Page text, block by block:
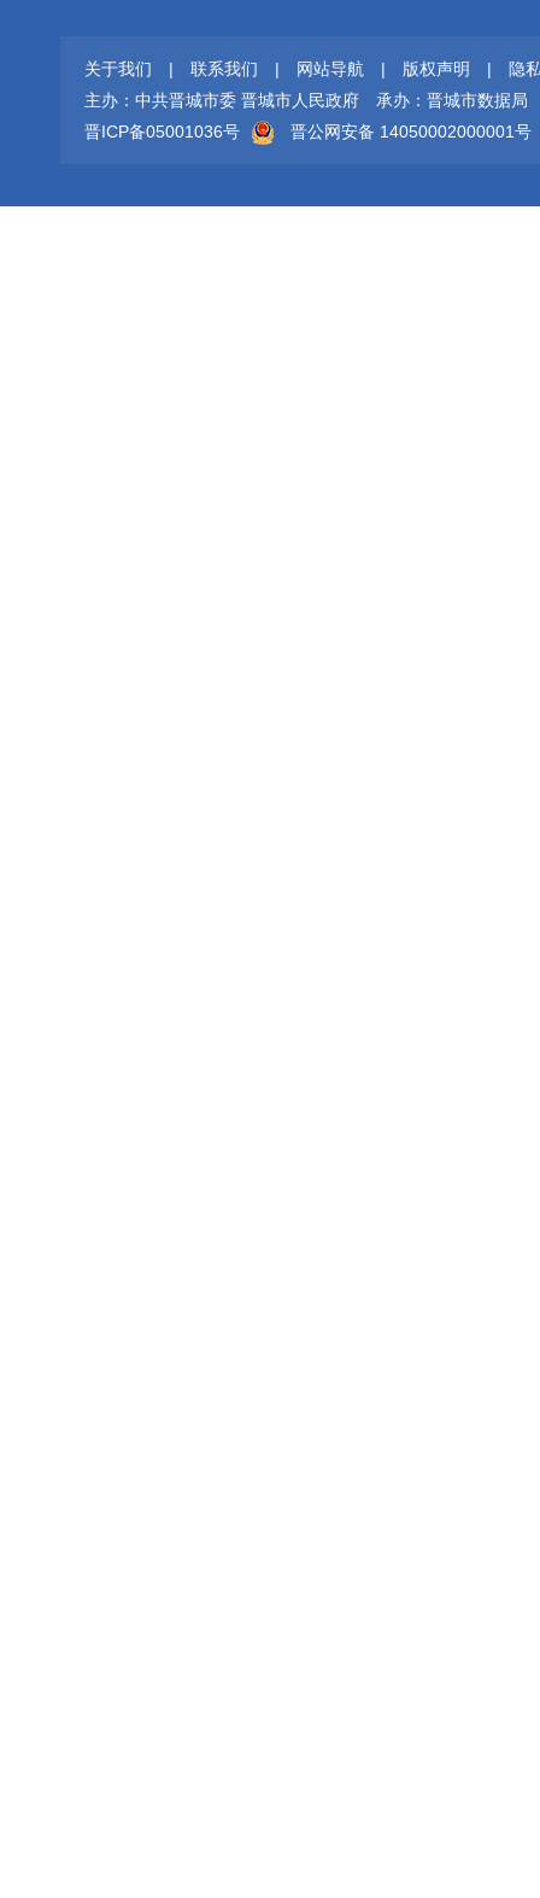
关于我们 | 联系我们 | 网站导航 | 版权声明 |
隐
主办：中共晋城市委 晋城市人民政府
承办：晋城市数据局
晋ICP备05001036号
晋公网安备 14050002000001号